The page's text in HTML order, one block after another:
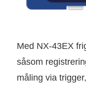
Med NX-43EX
såsom
måling via